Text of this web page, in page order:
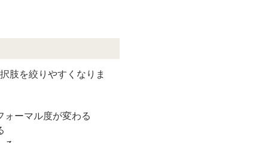
肢を絞りやすくなりま
ーマル度が変わる